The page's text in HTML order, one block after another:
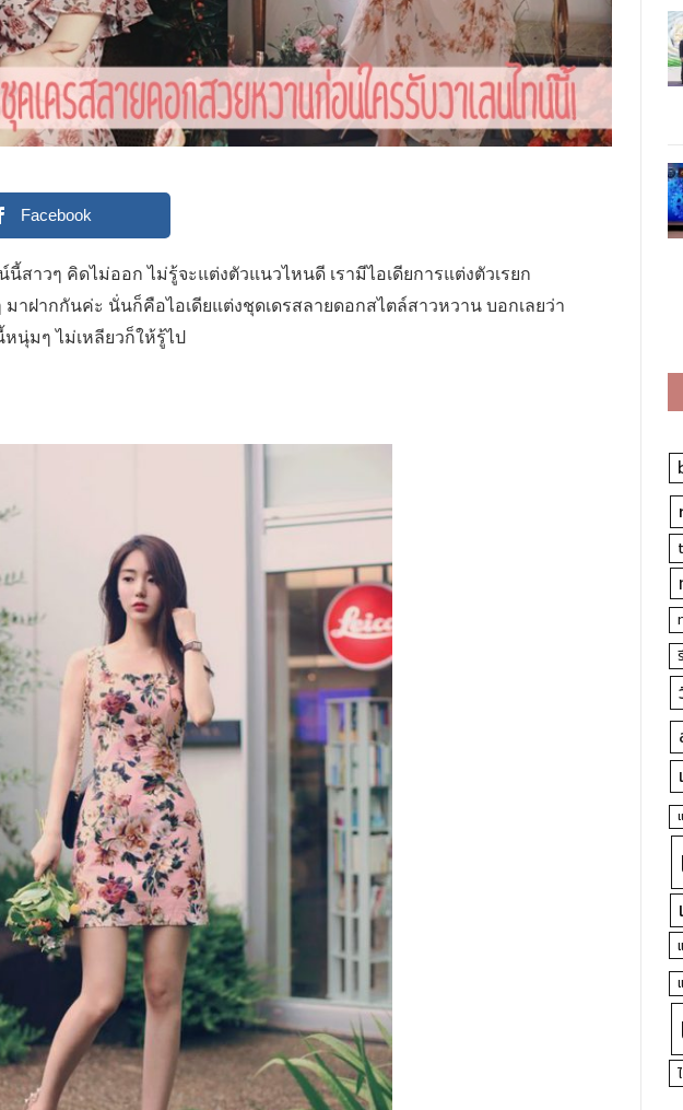
Facebook
สาวๆ คิดไม่ออก ไม่รู้จะแต่งตัวแนวไหนดี เรามีไอเดียการแต่งตัวเรยก
าฝากกันค่ะ นั่นก็คือไอเดียแต่งชุดเดรสลายดอกสไตล์สาวหวาน บอกเลยว่า
นุ่มๆ ไม่เหลียวก็ให้รู้ไป